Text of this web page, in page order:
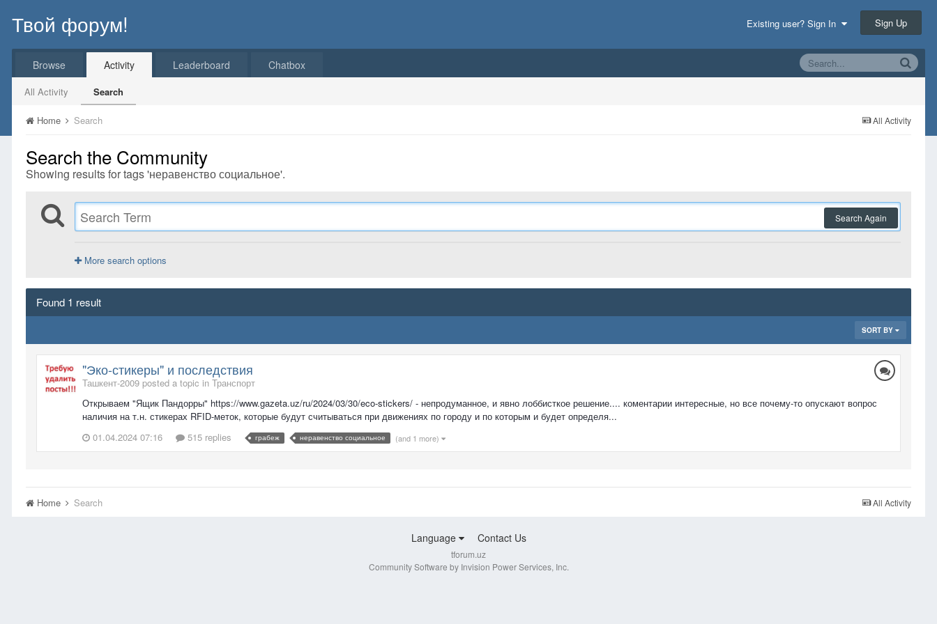
Твой форум! Existing user? Sign In Sign Up
Browse Activity
All Activity Search
Leaderboard Chatbox
All Activity
Home Search
Search the Community
Showing results for tags 'неравенство социальное'.
Search Again
More search options
Found 1 result
SORT BY
"Эко-стикеры" и последствия
Ташкент-2009 posted a topic in Транспорт
Открываем "Ящик Пандорры" https://www.gazeta.uz/ru/2024/03/30/eco-stickers/ - непродуманное, и явно лоббисткое решение.... коментарии интересные, но все почему-то опускают вопрос
наличия на т.н. стикерах RFID-меток, которые будут считываться при движениях по городу и по которым и будет определя...
01.04.2024 07:16
515 replies грабеж неравенство социальное (and 1 more)
All Activity
Home Search
Language Contact Us
tforum.uz
Community Software by Invision Power Services, Inc.